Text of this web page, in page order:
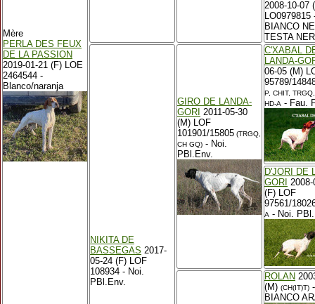
Mère
PERLA DES FEUX
DE LA PASSION
2019-01-21 (F) LOE
2464544 -
Blanco/naranja
2008-10-07
LO0979815
BIANCO
TESTA
NIKITA DE
BASSEGAS 2017-
05-24 (F) LOF
108934 - Noi.
PBl.Env.
GIRO DE LANDA-
GORI 2011-05-30
(M) LOF
101901/15805 (TRGQ,
CH GQ) - Noi.
PBl.Env.
C'XABAL
LANDA-
06-05 (M)
95789/
P, CHIT,
HD-A - Fau.
D'JORI DE
GORI 2008-
(F) LOF
97561/
A - Noi.
ROLAN
(M) (CH(IT)T) -
BIANCO